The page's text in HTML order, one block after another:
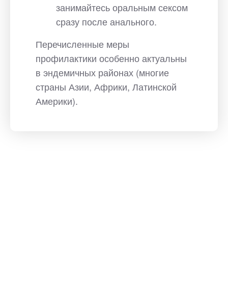
занимайтесь оральным сексом
сразу после анального.
Перечисленные меры
профилактики особенно актуальны
в эндемичных районах (многие
страны Азии, Африки, Латинской
Америки).